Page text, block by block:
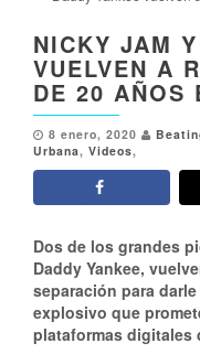
NICKY JAM
VUELVEN A
DE 20 AÑOS
8 enero, 2020
Urbana, Videos,
Dos de los grandes
Daddy Yankee,
separación para darle
explosivo que
plataformas digitales